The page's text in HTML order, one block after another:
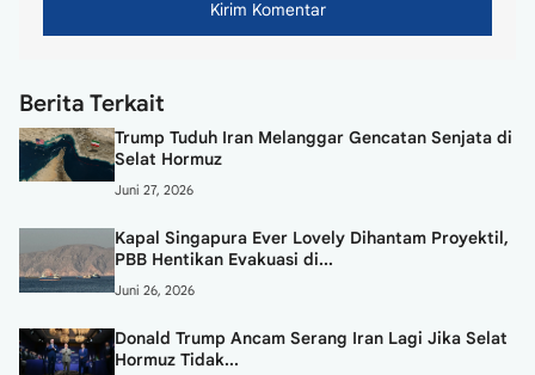
Berita Terkait
Trump Tuduh Iran Melanggar Gencatan Senjata di
Selat Hormuz
Juni 27, 2026
Kapal Singapura Ever Lovely Dihantam Proyektil,
PBB Hentikan Evakuasi di...
Juni 26, 2026
Donald Trump Ancam Serang Iran Lagi Jika Selat
Hormuz Tidak...